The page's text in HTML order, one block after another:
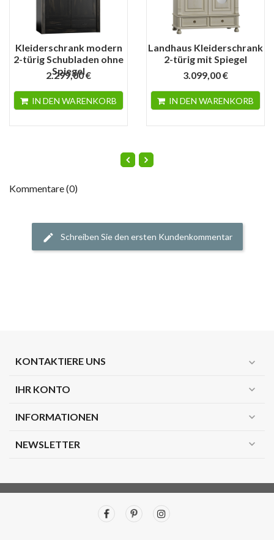
Kleiderschrank modern
2-türig Schubladen ohne
Spiegel
2.299,00 €
IN DEN WARENKORB
Landhaus Kleiderschrank
2-türig mit Spiegel
3.099,00 €
IN DEN WARENKORB
Kommentare (0)
Schreiben Sie den ersten Kundenkommentar
KONTAKTIERE UNS expand_more
IHR KONTO expand_more
INFORMATIONEN expand_more
NEWSLETTER expand_more